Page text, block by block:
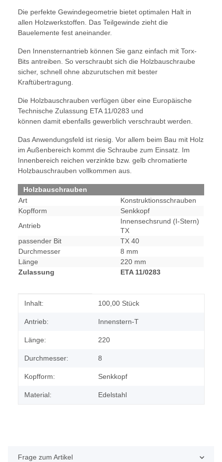
Die perfekte Gewindegeometrie bietet optimalen Halt in
allen Holzwerkstoffen. Das Teilgewinde zieht die
Bauelemente fest aneinander.
Den Innensternantrieb können Sie ganz einfach mit Torx-
Bits antreiben. So verschraubt sich die Holzbauschraube
sicher, schnell ohne abzurutschen mit bester
Kraftübertragung.
Die Holzbauschrauben verfügen über eine Europäische
Technische Zulassung ETA 11/0283 und
können damit ebenfalls gewerblich verschraubt werden.
Das Anwendungsfeld ist riesig. Vor allem beim Bau mit Holz
im Außenbereich kommt die Schraube zum Einsatz. Im
Innenbereich reichen verzinkte bzw. gelb chromatierte
Holzbauschrauben vollkommen aus.
Holzbauschrauben
Art
Konstruktionsschrauben
Kopfform
Senkkopf
Antrieb
Innensechsrund (I-Stern)
TX
passender Bit
TX 40
Durchmesser
8 mm
Länge
220 mm
Zulassung
ETA 11/0283
Produkteigenschaft
Wert
Inhalt: 100,00 Stück
Antrieb: Innenstern-T
Länge: 220
Durchmesser: 8
Kopfform: Senkkopf
Material: Edelstahl
Frage zum Artikel